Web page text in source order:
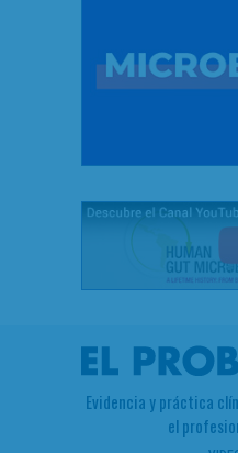
Evidencia y práctica
el